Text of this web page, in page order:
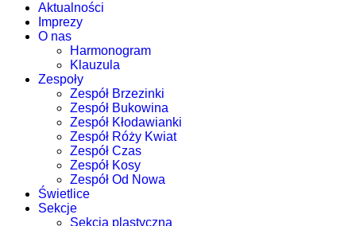
Aktualności
Imprezy
O nas
Harmonogram
Klauzula
Zespoły
Zespół Brzezinki
Zespół Bukowina
Zespół Kłodawianki
Zespół Róży Kwiat
Zespół Czas
Zespół Kosy
Zespół Od Nowa
Świetlice
Sekcje
Sekcja plastyczna